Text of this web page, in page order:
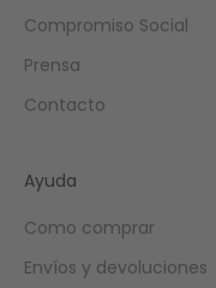
Compromiso Social
Prensa
Contacto
Ayuda
Como comprar
Envíos y devoluciones